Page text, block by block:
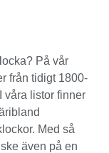
På vår
från tidigt 1800-
våra listor finner
Med så
även på en